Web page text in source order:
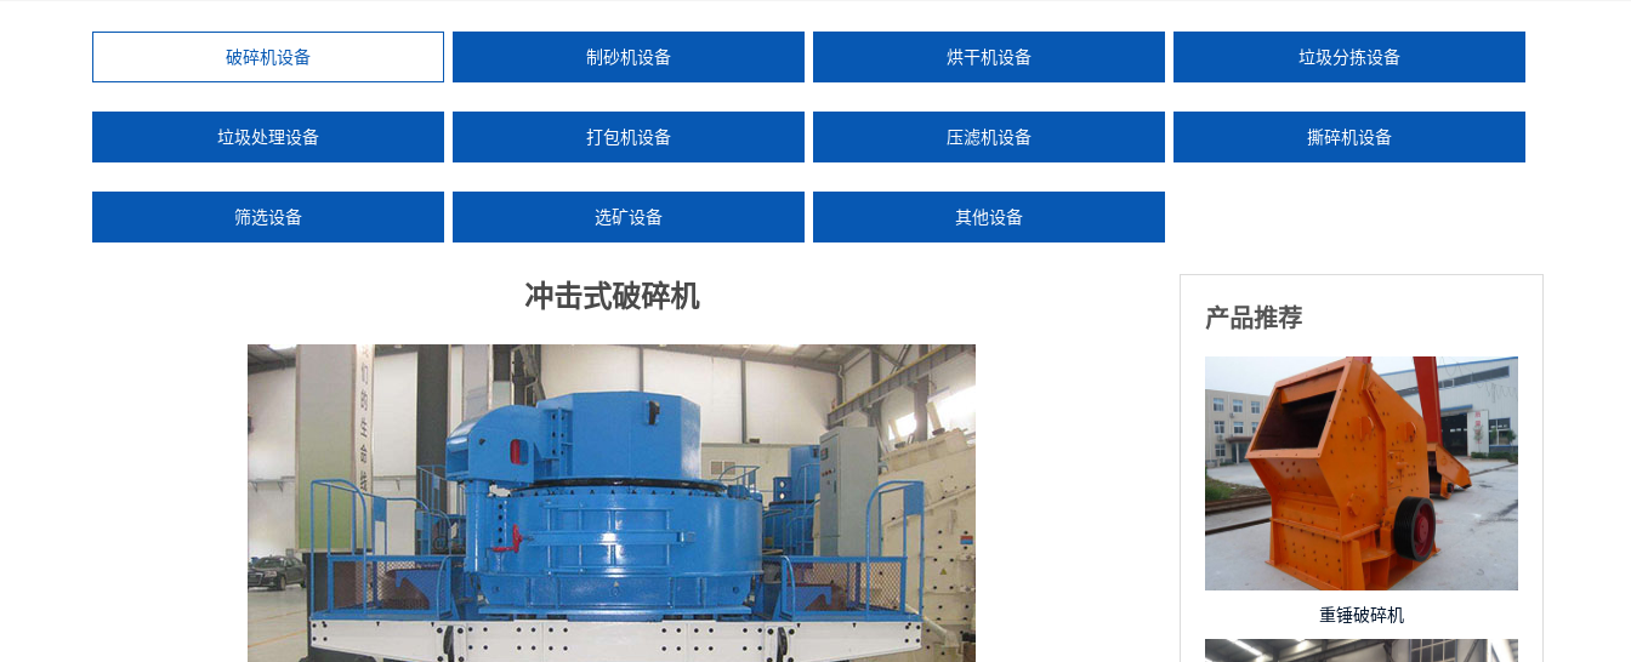
破碎机设备 制砂机设备 烘干机设备 垃圾分拣设备
垃圾处理设备 打包机设备 压滤机设备 撕碎机设备
筛选设备 选矿设备 其他设备
冲击式破碎机
产品推荐
重锤破碎机